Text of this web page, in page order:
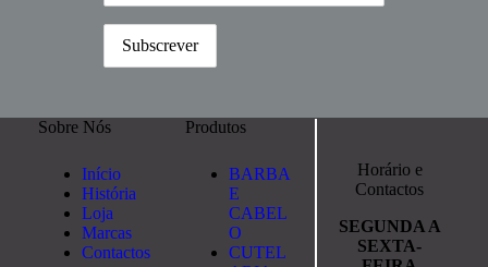
Sobre Nós
Início
História
Loja
Marcas
Contactos
Produtos
BARBA
E
CABEL
O
CUTEL
Horário e
Contactos
SEGUNDA A
SEXTA-